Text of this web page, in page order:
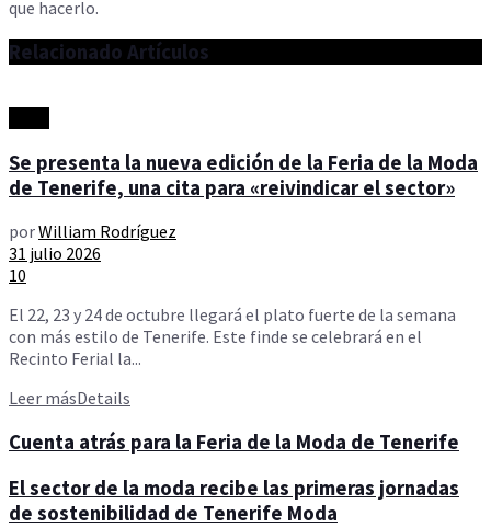
que hacerlo.
Relacionado Artículos
Se presenta la nueva edición de la Feria de la Moda
de Tenerife, una cita para «reivindicar el sector»
porWilliam Rodríguez
31 julio 2026
10
El 22, 23 y 24 de octubre llegará el plato fuerte de la semana
con más estilo de Tenerife. Este finde se celebrará en el
Recinto Ferial la...
Leer másDetails
Cuenta atrás para la Feria de la Moda de Tenerife
El sector de la moda recibe las primeras jornadas
de sostenibilidad de Tenerife Moda